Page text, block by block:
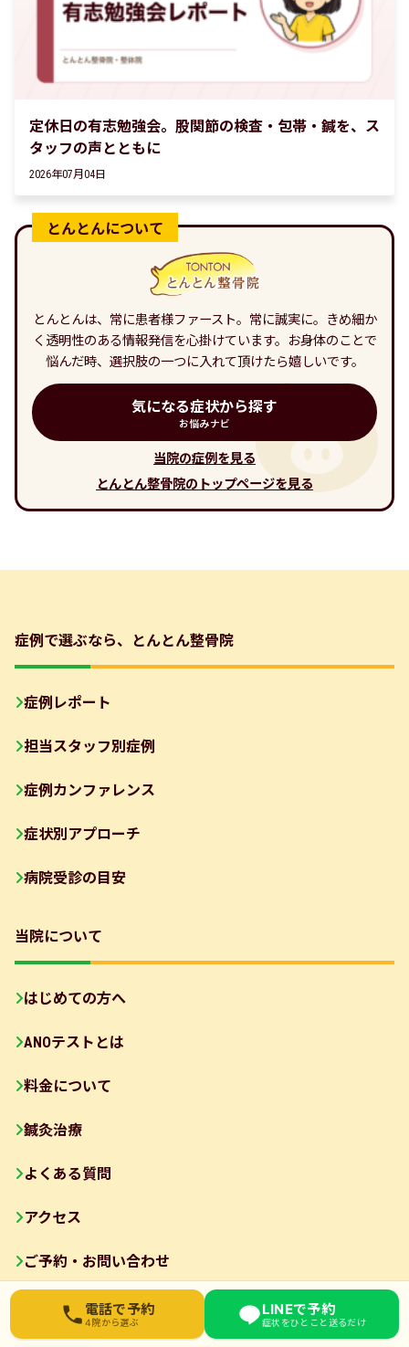
定休日の有志勉強会。股関節の検査・包帯・鍼を、ス
タッフの声とともに
2026年07月04日
とんとんは、常に患者様ファースト。常に誠実に。きめ細か
く透明性のある情報発信を心掛けています。お身体のことで
悩んだ時、選択肢の一つに入れて頂けたら嬉しいです。
気になる症状から探す
お悩みナビ
当院の症例を見る
とんとん整骨院のトップページを見る
症例で選ぶなら、とんとん整骨院
症例レポート
担当スタッフ別症例
症例カンファレンス
症状別アプローチ
病院受診の目安
当院について
はじめての方へ
ANOテストとは
料金について
鍼灸治療
よくある質問
アクセス
ご予約・お問い合わせ
患者様向け
お近くの院を選んでください
東武練馬院 03-6912-3076
電話で予約
4院から選ぶ
LINEで予約
症状をひとこと送るだけ